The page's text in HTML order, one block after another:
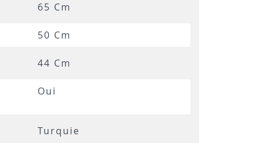
65 Cm
50 Cm
44 Cm
Oui
Turquie